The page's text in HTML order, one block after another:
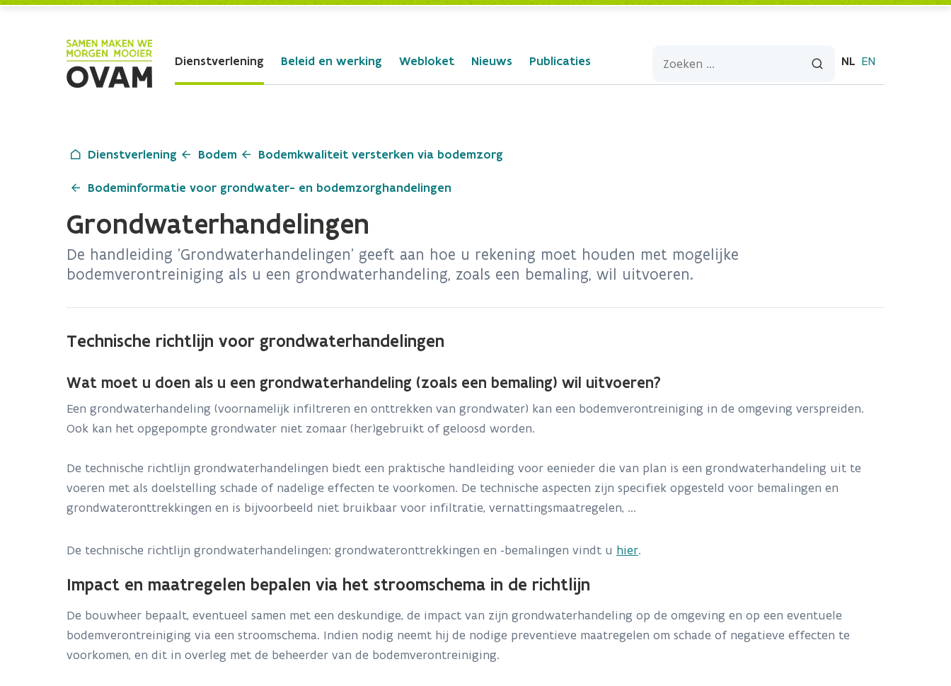
Dienstverlening Beleid en werking Webloket Nieuws Publicaties NL EN
Dienstverlening Bodem Bodemkwaliteit versterken via bodemzorg
Bodeminformatie voor grondwater- en bodemzorghandelingen
Grondwaterhandelingen
De handleiding 'Grondwaterhandelingen' geeft aan hoe u rekening moet houden met mogelijke
bodemverontreiniging als u een grondwaterhandeling, zoals een bemaling, wil uitvoeren.
Technische richtlijn voor grondwaterhandelingen
Wat moet u doen als u een grondwaterhandeling (zoals een bemaling) wil uitvoeren?
Een grondwaterhandeling (voornamelijk infiltreren en onttrekken van grondwater) kan een bodemverontreiniging in de omgeving verspreiden.
Ook kan het opgepompte grondwater niet zomaar (her)gebruikt of geloosd worden.
De technische richtlijn grondwaterhandelingen biedt een praktische handleiding voor eenieder die van plan is een grondwaterhandeling uit te
voeren met als doelstelling schade of nadelige effecten te voorkomen. De technische aspecten zijn specifiek opgesteld voor bemalingen en
grondwateronttrekkingen en is bijvoorbeeld niet bruikbaar voor infiltratie, vernattingsmaatregelen, ...
De technische richtlijn grondwaterhandelingen: grondwateronttrekkingen en -bemalingen vindt u hier.
Impact en maatregelen bepalen via het stroomschema in de richtlijn
De bouwheer bepaalt, eventueel samen met een deskundige, de impact van zijn grondwaterhandeling op de omgeving en op een eventuele
bodemverontreiniging via een stroomschema. Indien nodig neemt hij de nodige preventieve maatregelen om schade of negatieve effecten te
voorkomen, en dit in overleg met de beheerder van de bodemverontreiniging.